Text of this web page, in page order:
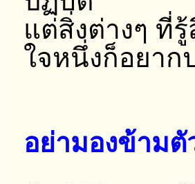
แต่สิ่งต่างๆ ที่
ใจหนึ่งก็อยา
อย่ามองข้ามตั